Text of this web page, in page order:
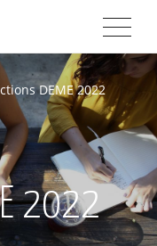
DEME 2022
2022